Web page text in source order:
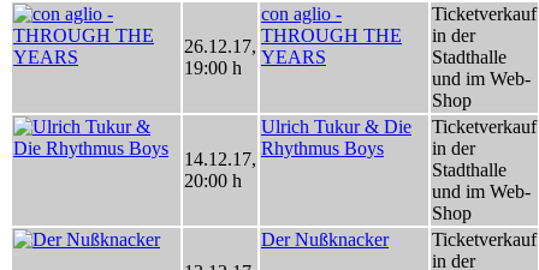
26.12.17,
19:00 h
con aglio -
THROUGH THE
YEARS
Ticketverkauf
in der
Stadthalle
und im Web-
Shop
14.12.17,
20:00 h
Ulrich Tukur & Die
Rhythmus Boys
Ticketverkauf
in der
Stadthalle
und im Web-
Shop
Der Nußknacker
Ticketverkauf
in der